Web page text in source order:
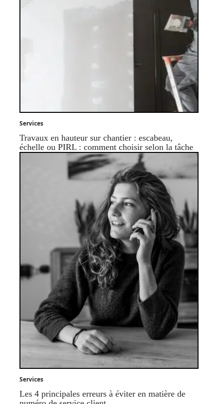
Services
Travaux en hauteur sur chantier : escabeau,
échelle ou PIRL : comment choisir selon la tâche
Services
Les 4 principales erreurs à éviter en matière de